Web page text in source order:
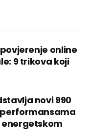
online
9 trikova koji
novi 990
performansama